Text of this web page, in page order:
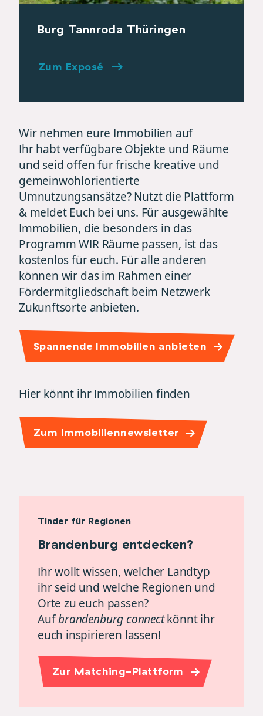
Burg Tannroda Thüringen
Zum Exposé
Wir nehmen eure Immobilien auf
Ihr habt verfügbare Objekte und Räume
und seid offen für frische kreative und
gemeinwohlorientierte
Umnutzungsansätze? Nutzt die Plattform
& meldet Euch bei uns. Für ausgewählte
Immobilien, die besonders in das
Programm WIR Räume passen, ist das
kostenlos für euch. Für alle anderen
können wir das im Rahmen einer
Fördermitgliedschaft beim Netzwerk
Zukunftsorte anbieten.
Spannende Immobilien anbieten
Hier könnt ihr Immobilien finden
Zum Immobiliennewsletter
Tinder für Regionen
Brandenburg entdecken?
Ihr wollt wissen, welcher Landtyp
ihr seid und welche Regionen und
Orte zu euch passen?
Aufbrandenburg connectkönnt ihr
euch inspirieren lassen!
Zur Matching-Plattform